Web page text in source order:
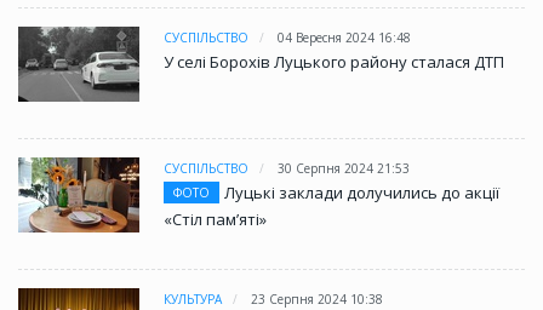
СУСПІЛЬСТВО 04 Вересня 2024 16:48
У селі Борохів Луцького району сталася ДТП
СУСПІЛЬСТВО
30 Серпня 2024 21:53
ФОТО
Луцькі заклади долучились до акції
«Стіл памʼяті»
КУЛЬТУРА
23 Серпня 2024 10:38